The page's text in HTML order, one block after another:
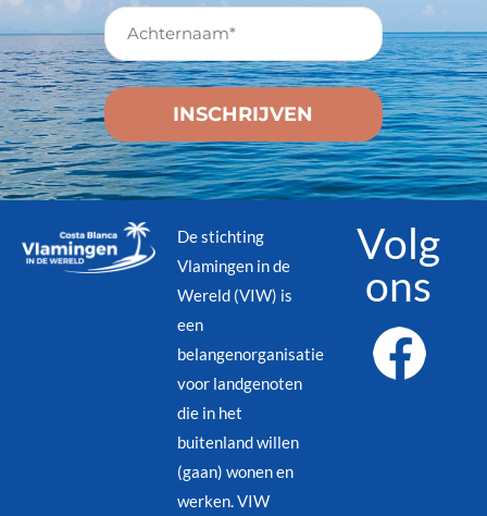
De stichting
Vlamingen in de
Wereld (VIW) is
een
belangenorganisatie
voor landgenoten
die in het
buitenland willen
(gaan) wonen en
werken. VIW
Volg
ons